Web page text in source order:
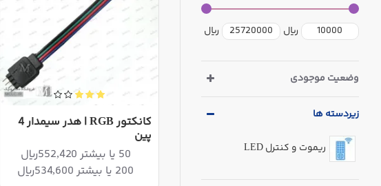
ریال ریال
زیردسته ها
ریموت و کنترل LED
وضعیت موجودی
کانکتور RGB | هدر سیمدار 4
پین
50 یا بیشتر 552,420ریال
200 یا بیشتر 534,600ریال